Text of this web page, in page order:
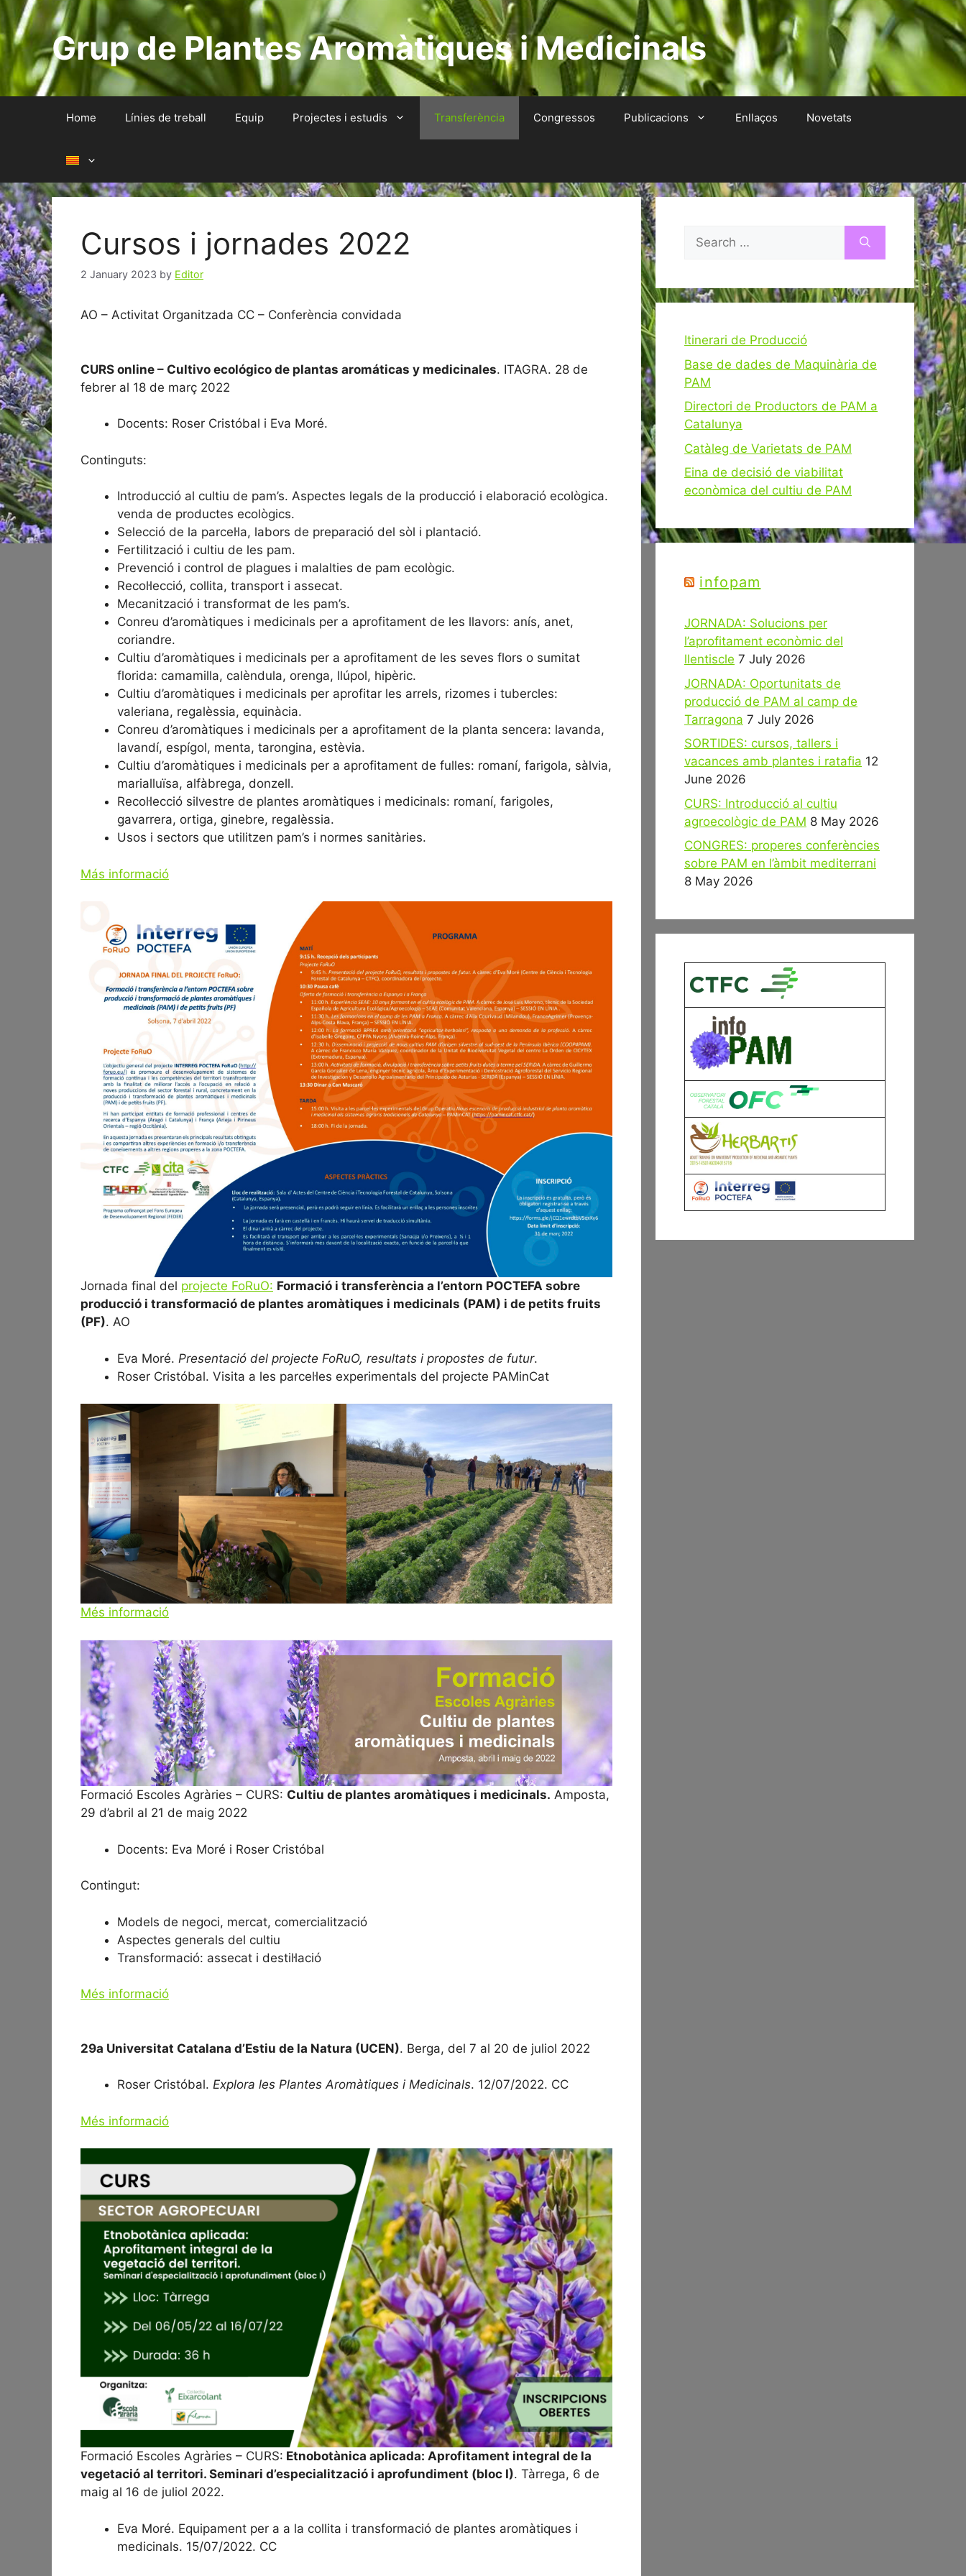
Skip
content
Grup de Plantes Aromàtiques i Medicinals
Home Línies de treball Equip Projectes i estudis Transferència Congressos Publicacions Enllaços Novetats
Cursos i jornades 2022
2 January 2023 by Editor
AO – Activitat Organitzada CC – Conferència convidada
CURS online – Cultivo ecológico de plantas aromáticas y medicinales. ITAGRA. 28 de
febrer al 18 de març 2022
Docents: Roser Cristóbal i Eva Moré.
Continguts:
Introducció al cultiu de pam’s. Aspectes legals de la producció i elaboració ecològica.
venda de productes ecològics.
Selecció de la parcel·la, labors de preparació del sòl i plantació.
Fertilització i cultiu de les pam.
Prevenció i control de plagues i malalties de pam ecològic.
Recol·lecció, collita, transport i assecat.
Mecanització i transformat de les pam’s.
Conreu d’aromàtiques i medicinals per a aprofitament de les llavors: anís, anet,
coriandre.
Cultiu d’aromàtiques i medicinals per a aprofitament de les seves flors o sumitat
florida: camamilla, calèndula, orenga, llúpol, hipèric.
Cultiu d’aromàtiques i medicinals per aprofitar les arrels, rizomes i tubercles:
valeriana, regalèssia, equinàcia.
Conreu d’aromàtiques i medicinals per a aprofitament de la planta sencera: lavanda,
lavandí, espígol, menta, tarongina, estèvia.
Cultiu d’aromàtiques i medicinals per a aprofitament de fulles: romaní, farigola, sàlvia,
marialluïsa, alfàbrega, donzell.
Recol·lecció silvestre de plantes aromàtiques i medicinals: romaní, farigoles,
gavarrera, ortiga, ginebre, regalèssia.
Usos i sectors que utilitzen pam’s i normes sanitàries.
Más informació
Jornada final del projecte FoRuO: Formació i transferència a l’entorn POCTEFA sobre
producció i transformació de plantes aromàtiques i medicinals (PAM) i de petits fruits
(PF). AO
Eva Moré. Presentació del projecte FoRuO, resultats i propostes de futur.
Roser Cristóbal. Visita a les parcel·les experimentals del projecte PAMinCat
Més informació
Formació Escoles Agràries – CURS: Cultiu de plantes aromàtiques i medicinals. Amposta,
29 d’abril al 21 de maig 2022
Docents: Eva Moré i Roser Cristóbal
Contingut:
Models de negoci, mercat, comercialització
Aspectes generals del cultiu
Transformació: assecat i destil·lació
Més informació
29a Universitat Catalana d’Estiu de la Natura (UCEN). Berga, del 7 al 20 de juliol 2022
Roser Cristóbal. Explora les Plantes Aromàtiques i Medicinals. 12/07/2022. CC
Més informació
Formació Escoles Agràries – CURS: Etnobotànica aplicada: Aprofitament integral de la
vegetació al territori. Seminari d’especialització i aprofundiment (bloc I). Tàrrega, 6 de
maig al 16 de juliol 2022.
Eva Moré. Equipament per a a la collita i transformació de plantes aromàtiques i
medicinals. 15/07/2022. CC
Search
for:
Itinerari de Producció
Base de dades de Maquinària de
PAM
Directori de Productors de PAM a
Catalunya
Catàleg de Varietats de PAM
Eina de decisió de viabilitat
econòmica del cultiu de PAM
infopam
JORNADA: Solucions per
l’aprofitament econòmic del
llentiscle 7 July 2026
JORNADA: Oportunitats de
producció de PAM al camp de
Tarragona 7 July 2026
SORTIDES: cursos, tallers i
vacances amb plantes i ratafia 12
June 2026
CURS: Introducció al cultiu
agroecològic de PAM 8 May 2026
CONGRES: properes conferències
sobre PAM en l’àmbit mediterrani
8 May 2026